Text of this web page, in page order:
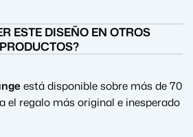
ESTE DISEÑO EN OTROS
PRODUCTOS?
está disponible sobre más de 70
el regalo más original e inesperado